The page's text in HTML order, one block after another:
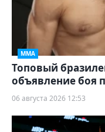
ММА
Топовый
объявление боя
06 августа 2026 12:53